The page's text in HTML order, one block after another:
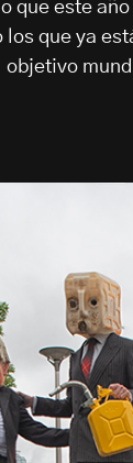
que este
que ya